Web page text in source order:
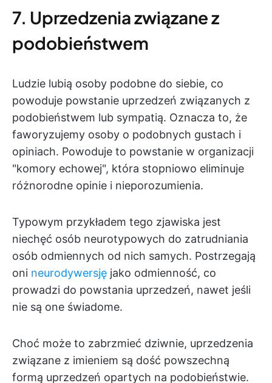
7. Uprzedzenia związane z
podobieństwem
Ludzie lubią osoby podobne do siebie, co
powoduje powstanie uprzedzeń związanych z
podobieństwem lub sympatią. Oznacza to, że
faworyzujemy osoby o podobnych gustach i
opiniach. Powoduje to powstanie w organizacji
"komory echowej", która stopniowo eliminuje
różnorodne opinie i nieporozumienia.
Typowym przykładem tego zjawiska jest
niechęć osób neurotypowych do zatrudniania
osób odmiennych od nich samych. Postrzegają
oni neurodywersję jako odmienność, co
prowadzi do powstania uprzedzeń, nawet jeśli
nie są one świadome.
Choć może to zabrzmieć dziwnie, uprzedzenia
związane z imieniem są dość powszechną
formą uprzedzeń opartych na podobieństwie.